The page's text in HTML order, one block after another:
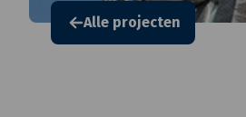
Alle projecten